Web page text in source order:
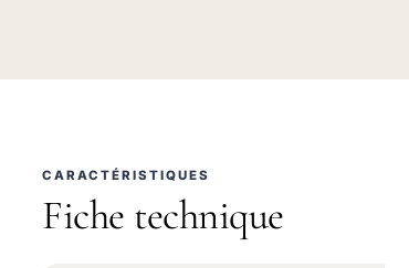
CARACTÉRISTIQUES
Fiche technique